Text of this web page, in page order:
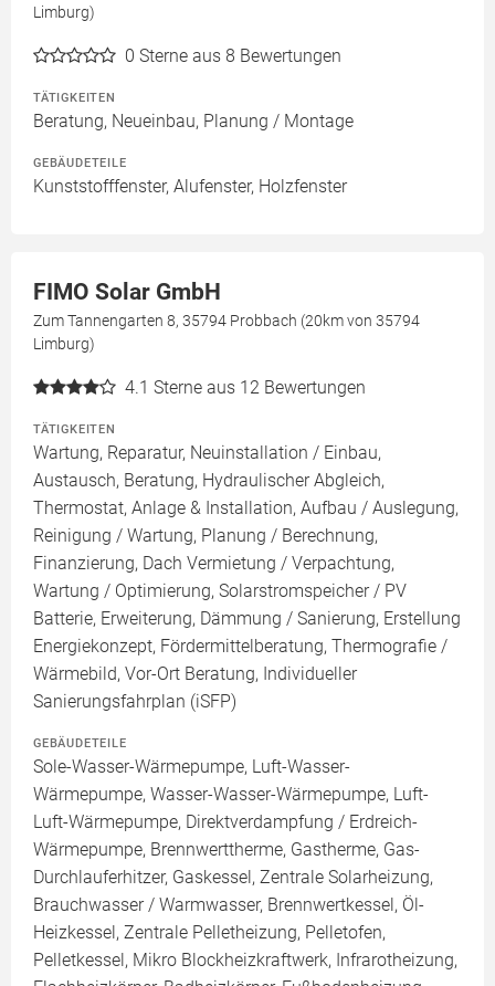
Limburg)
0 Sterne aus 8 Bewertungen
TÄTIGKEITEN
Beratung, Neueinbau, Planung / Montage
GEBÄUDETEILE
Kunststofffenster, Alufenster, Holzfenster
FIMO Solar GmbH
Zum Tannengarten 8, 35794 Probbach (20km von 35794
Limburg)
4.1 Sterne aus 12 Bewertungen
TÄTIGKEITEN
Wartung, Reparatur, Neuinstallation / Einbau,
Austausch, Beratung, Hydraulischer Abgleich,
Thermostat, Anlage & Installation, Aufbau / Auslegung,
Reinigung / Wartung, Planung / Berechnung,
Finanzierung, Dach Vermietung / Verpachtung,
Wartung / Optimierung, Solarstromspeicher / PV
Batterie, Erweiterung, Dämmung / Sanierung, Erstellung
Energiekonzept, Fördermittelberatung, Thermografie /
Wärmebild, Vor-Ort Beratung, Individueller
Sanierungsfahrplan (iSFP)
GEBÄUDETEILE
Sole-Wasser-Wärmepumpe, Luft-Wasser-
Wärmepumpe, Wasser-Wasser-Wärmepumpe, Luft-
Luft-Wärmepumpe, Direktverdampfung / Erdreich-
Wärmepumpe, Brennwerttherme, Gastherme, Gas-
Durchlauferhitzer, Gaskessel, Zentrale Solarheizung,
Brauchwasser / Warmwasser, Brennwertkessel, Öl-
Heizkessel, Zentrale Pelletheizung, Pelletofen,
Pelletkessel, Mikro Blockheizkraftwerk, Infrarotheizung,